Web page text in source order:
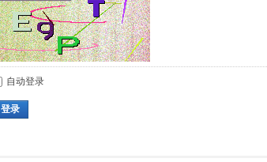
自动登录
登录